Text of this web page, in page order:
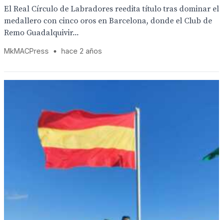
El Real Círculo de Labradores reedita título tras dominar el
medallero con cinco oros en Barcelona, donde el Club de
Remo Guadalquivir...
MkMACPress • hace 2 años